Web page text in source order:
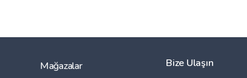
Mağazalar Bize Ulaşın